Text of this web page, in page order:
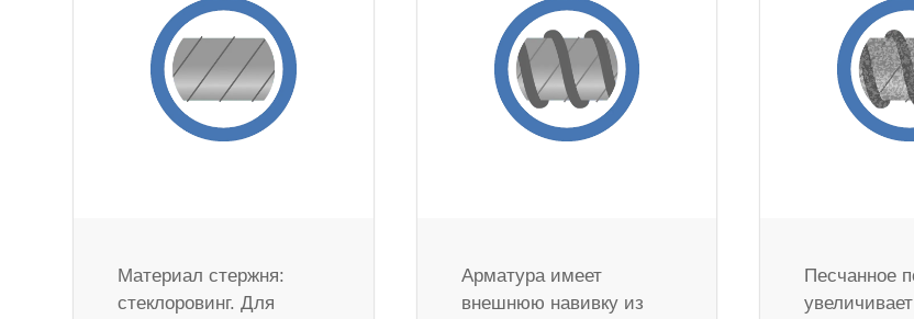
Материал стержня:
стеклоровинг. Для
Арматура имеет
внешнюю навивку из
Песчанное